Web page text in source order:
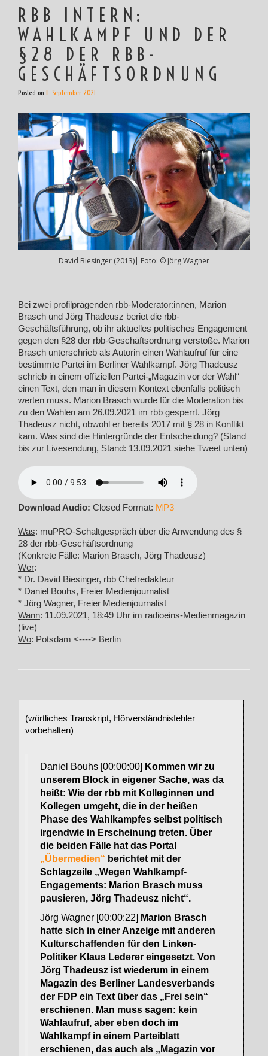
RBB INTERN:
WAHLKAMPF UND DER
§28 DER RBB-
GESCHÄFTSORDNUNG
Posted on 11. September 2021
David Biesinger (2013)| Foto: © Jörg Wagner
Bei zwei profilprägenden rbb-Moderator:innen, Marion
Brasch und Jörg Thadeusz beriet die rbb-
Geschäftsführung, ob ihr aktuelles politisches Engagement
gegen den §28 der rbb-Geschäftsordnung verstoße. Marion
Brasch unterschrieb als Autorin einen Wahlaufruf für eine
bestimmte Partei im Berliner Wahlkampf. Jörg Thadeusz
schrieb in einem offiziellen Partei-„Magazin vor der Wahl“
einen Text, den man in diesem Kontext ebenfalls politisch
werten muss. Marion Brasch wurde für die Moderation bis
zu den Wahlen am 26.09.2021 im rbb gesperrt. Jörg
Thadeusz nicht, obwohl er bereits 2017 mit § 28 in Konflikt
kam. Was sind die Hintergründe der Entscheidung? (Stand
bis zur Livesendung, Stand: 13.09.2021 siehe Tweet unten)
Download Audio: Closed Format: MP3
Was: muPRO-Schaltgespräch über die Anwendung des §
28 der rbb-Geschäftsordnung
(Konkrete Fälle: Marion Brasch, Jörg Thadeusz)
Wer:
* Dr. David Biesinger, rbb Chefredakteur
* Daniel Bouhs, Freier Medienjournalist
* Jörg Wagner, Freier Medienjournalist
Wann: 11.09.2021, 18:49 Uhr im radioeins-Medienmagazin
(live)
Wo: Potsdam <----> Berlin
(wörtliches Transkript, Hörverständnisfehler
vorbehalten)
Daniel Bouhs [00:00:00] Kommen wir zu
unserem Block in eigener Sache, was da
heißt: Wie der rbb mit Kolleginnen und
Kollegen umgeht, die in der heißen
Phase des Wahlkampfes selbst politisch
irgendwie in Erscheinung treten. Über
die beiden Fälle hat das Portal
„Übermedien“ berichtet mit der
Schlagzeile „Wegen Wahlkampf-
Engagements: Marion Brasch muss
pausieren, Jörg Thadeusz nicht“.
Jörg Wagner [00:00:22] Marion Brasch
hatte sich in einer Anzeige mit anderen
Kulturschaffenden für den Linken-
Politiker Klaus Lederer eingesetzt. Von
Jörg Thadeusz ist wiederum in einem
Magazin des Berliner Landesverbands
der FDP ein Text über das „Frei sein“
erschienen. Man muss sagen: kein
Wahlaufruf, aber eben doch im
Wahlkampf in einem Parteiblatt
erschienen, das auch als „Magazin vor